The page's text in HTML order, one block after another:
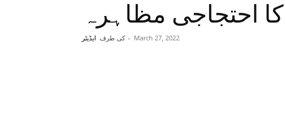
کا احتجاجی مظاہرہ
کی طرف ایڈیٹر - March 27, 2022